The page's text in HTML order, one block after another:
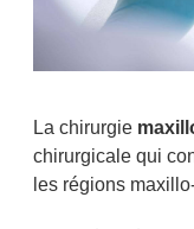
La chirurgie
chirurgicale qui
les régions